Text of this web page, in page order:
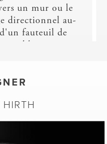
un mur ou le
directionnel au-
fauteuil de
table.
variateur à pied
Lumen soit
ampoule à